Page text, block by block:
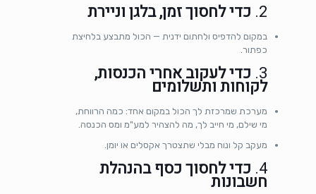
2. כדי לחסוך זמן, בלגן וניירת
במקום להדפיס ולחתום ידנית — הכול מתבצע בלחיצת
כפתור.
3. כדי לעקוב אחרי הכנסות,
לקוחות ותשלומים
מערכת שמרכזת לך הכול במקום אחד: כמה הרווחת,
מי שילם, מי חייב לך, מה להצהיר למע"מ ומס הכנסה.
מעקב קל ונוח מבלי שתצטרך אקסלים או יומן.
4. כדי לחסוך כסף בהנהלת
חשבונות